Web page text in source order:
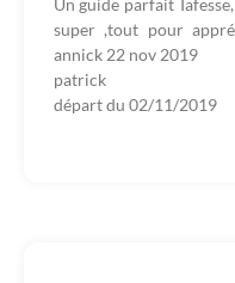
Un guide parfait
super ,tout pour
annick 22 nov 2019
patrick
départ du 02/11/2019